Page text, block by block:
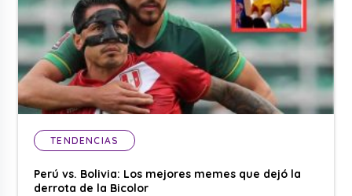
TENDENCIAS
Perú vs. Bolivia: Los mejores memes que dejó la
derrota de la Bicolor